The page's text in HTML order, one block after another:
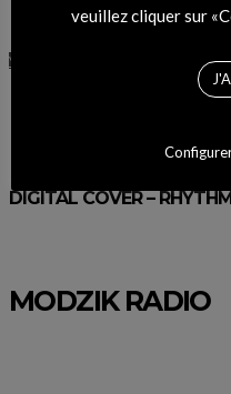
VOIR L'ARTICLE
DIGITAL COVER –
MODZIK RADIO
veuillez cliquer sur